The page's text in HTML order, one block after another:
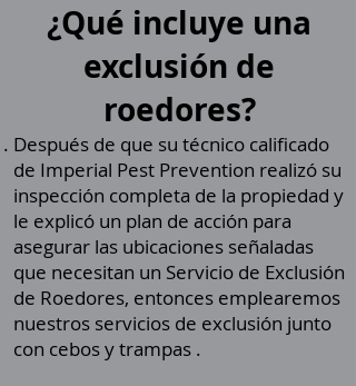
¿Qué incluye una
exclusión de
roedores?
Después de que su técnico calificado
de Imperial Pest Prevention realizó su
inspección completa de la propiedad y
le explicó un plan de acción para
asegurar las ubicaciones señaladas
que necesitan un Servicio de Exclusión
de Roedores, entonces emplearemos
nuestros servicios de exclusión junto
con cebos y trampas .